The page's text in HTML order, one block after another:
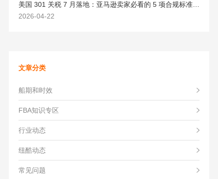
美国 301 关税 7 月落地：亚马逊卖家必看的 5 项合规标准与稳交付方案
2026-04-22
文章分类
船期和时效
FBA知识专区
行业动态
纽酷动态
常见问题